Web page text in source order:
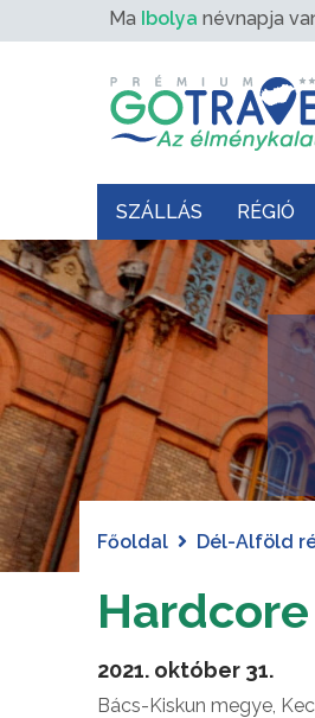
Ma Ibolya névnapja
SZÁLLÁS RÉGIÓ
Főoldal Dél-Alföld
2021. október 31.
Bács-Kiskun megye,